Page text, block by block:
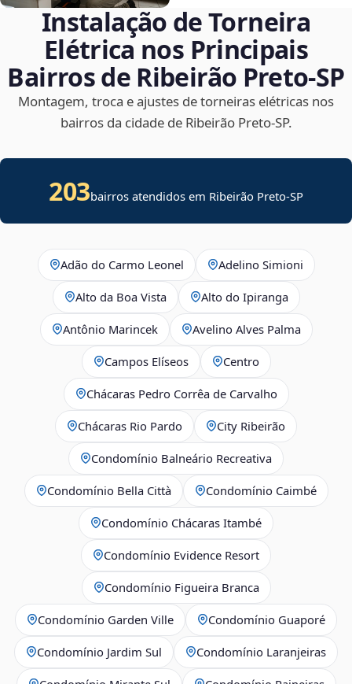
Instalação de Torneira
Elétrica nos Principais
Bairros de Ribeirão Preto‑SP
Montagem, troca e ajustes de torneiras elétricas nos
bairros da cidade de Ribeirão Preto‑SP.
203bairros atendidos em Ribeirão Preto-SP
Adão do Carmo Leonel Adelino Simioni
Alto da Boa Vista Alto do Ipiranga
Antônio Marincek Avelino Alves Palma
Campos Elíseos Centro
Chácaras Pedro Corrêa de Carvalho
Chácaras Rio Pardo City Ribeirão
Condomínio Balneário Recreativa
Condomínio Bella Città Condomínio Caimbé
Condomínio Chácaras Itambé
Condomínio Evidence Resort
Condomínio Figueira Branca
Condomínio Garden Ville Condomínio Guaporé
Condomínio Jardim Sul Condomínio Laranjeiras